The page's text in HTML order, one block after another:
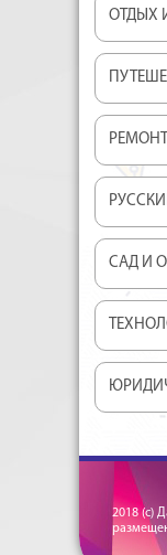
ОТДЫХ
САД И
2018 (c)